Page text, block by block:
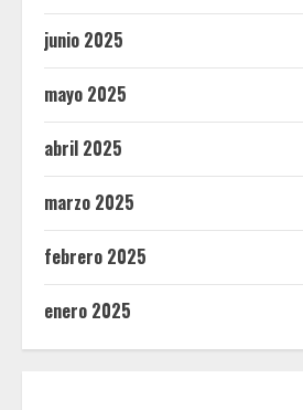
junio 2025
mayo 2025
abril 2025
marzo 2025
febrero 2025
enero 2025